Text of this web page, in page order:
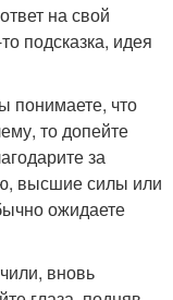
на свой
подсказка, идея
понимаете, что
то допейте
за
высшие силы или
ожидаете
вновь